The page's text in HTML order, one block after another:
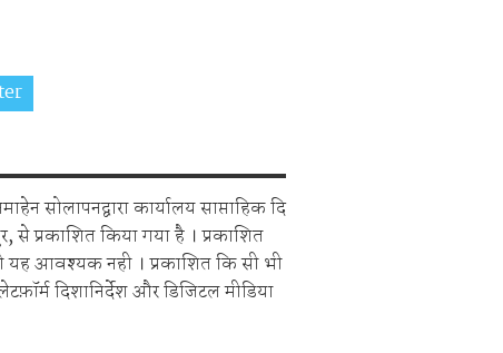
सोलापनद्वारा कार्यालय साप्ताहिक दि
से प्रकाशित किया गया है । प्रकाशित
यह आवश्यक नही । प्रकाशित कि सी भी
दिशानिर्देश और डिजिटल मीडिया